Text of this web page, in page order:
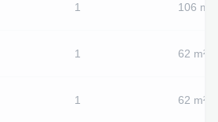
1 106 m²
1 62 m²
1 62 m²